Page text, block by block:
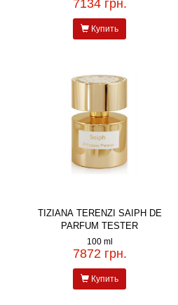
7134 грн.
Купить
TIZIANA TERENZI SAIPH DE
PARFUM TESTER
100 ml
7872 грн.
Купить